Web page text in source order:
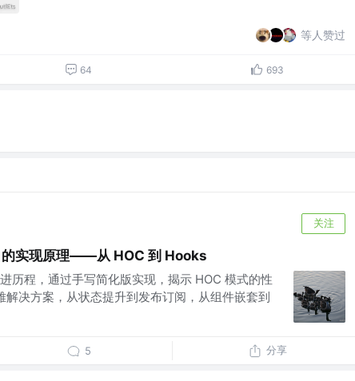
等人赞过
64 693
关注
实现原理——从 HOC 到 Hooks
历程，通过手写简化版实现，揭示 HOC 模式的性
决方案，从状态提升到发布订阅，从组件嵌套到
5 分享